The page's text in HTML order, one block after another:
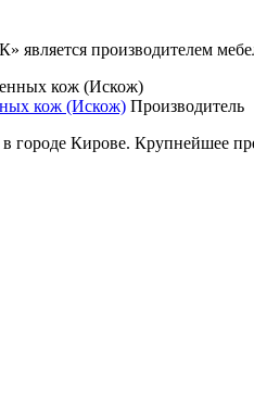
производителем
кож (Искож) Производитель
городе Кирове. Крупнейшее